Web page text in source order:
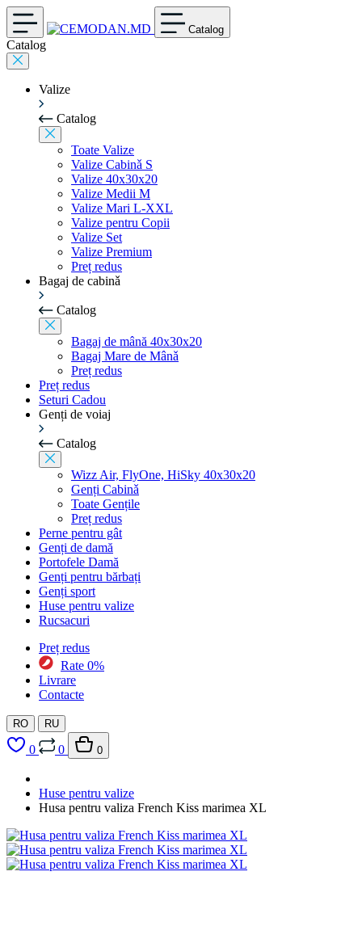
Catalog
Catalog
Valize
Catalog
Toate Valize
Valize Cabinǎ S
Valize 40x30x20
Valize Medii M
Valize Mari L-XXL
Valize pentru Copii
Valize Set
Valize Premium
Preț redus
Bagaj de cabinǎ
Catalog
Bagaj de mână 40x30x20
Bagaj Mare de Mânǎ
Preț redus
Preț redus
Seturi Cadou
Genți de voiaj
Catalog
Wizz Air, FlyOne, HiSky 40x30x20
Genți Cabinǎ
Toate Gențile
Preț redus
Perne pentru gât
Genți de damă
Portofele Damă
Genți pentru bărbați
Genți sport
Huse pentru valize
Rucsacuri
Preț redus
Rate 0%
Livrare
Contacte
RO RU
0 0 0
Huse pentru valize
Husa pentru valiza French Kiss marimea XL